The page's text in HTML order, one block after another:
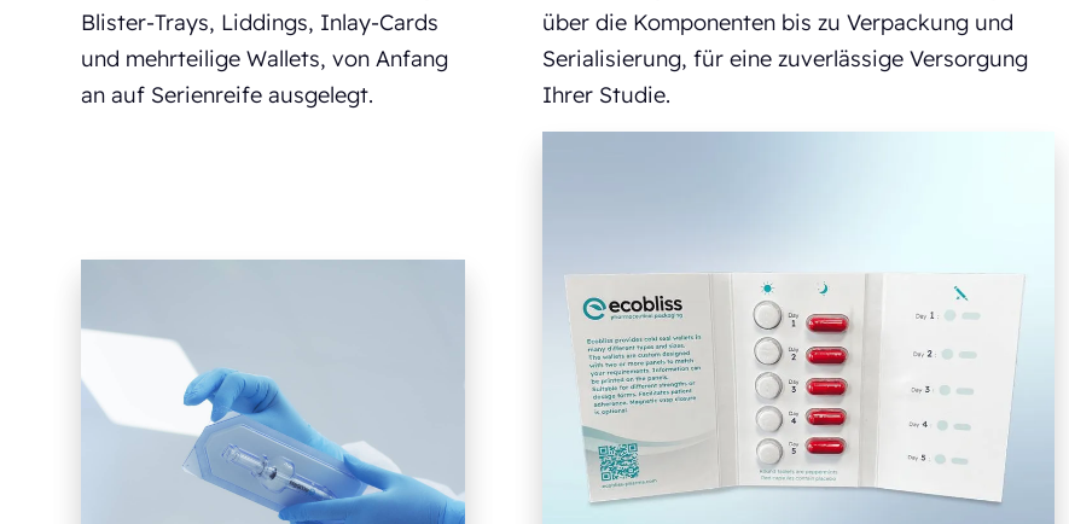
Blister-Trays, Liddings, Inlay-Cards
und mehrteilige Wallets, von Anfang
an auf Serienreife ausgelegt.
über die Komponenten bis zu Verpackung und
Serialisierung, für eine zuverlässige Versorgung
Ihrer Studie.